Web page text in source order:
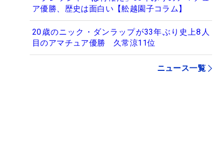
ア優勝、歴史は面白い【舩越園子コラム】
20歳のニック・ダンラップが33年ぶり史上8人
目のアマチュア優勝 久常涼11位
ニュース一覧